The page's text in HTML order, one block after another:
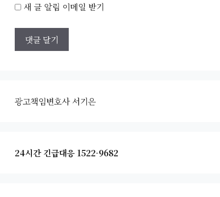
새 글 알림 이메일 받기
광고책임변호사 서기은
24시간 긴급대응 1522-9682